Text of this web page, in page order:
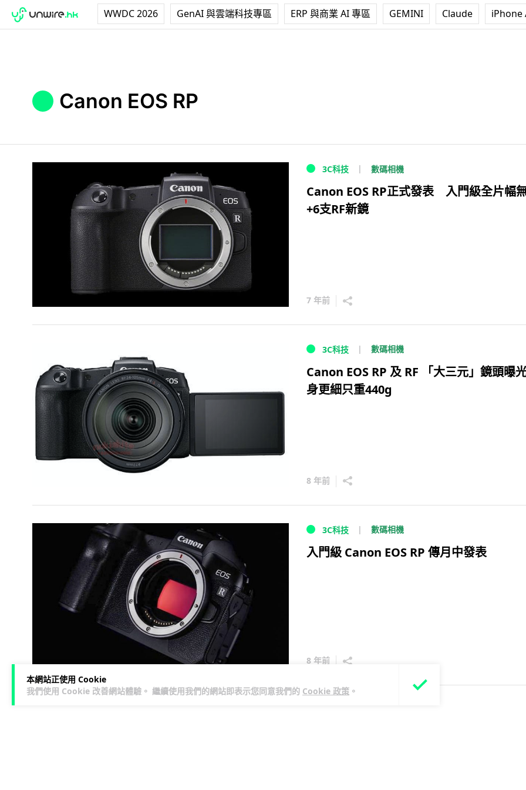
WWDC 2026 GenAI 與雲端科技專區 ERP 與商業 AI 專區 GEMINI Claude iPhone
本網站正使用 Cookie
我們使用 Cookie 改善網站體驗。 繼續使用我們的網站即表示您同意我們的 Cookie 政策 。
Canon EOS RP
3C科技 數碼相機
Canon EOS RP正式發表 入門級全片幅
+6支RF新鏡
7 年前
3C科技 數碼相機
Canon EOS RP 及 RF 「大三元」鏡頭曝
身更細只重440g
8 年前
3C科技 數碼相機
入門級 Canon EOS RP 傳月中發表
8 年前